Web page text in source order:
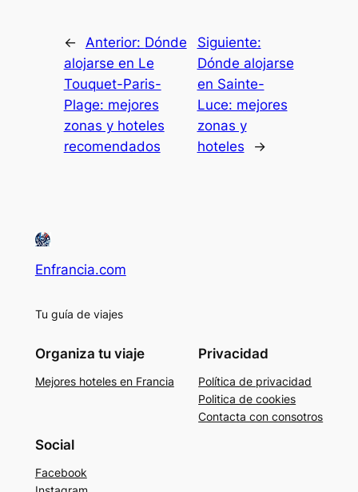
← Anterior: Dónde
alojarse en Le
Touquet-Paris-
Plage: mejores
zonas y hoteles
recomendados
Siguiente:
Dónde alojarse
en Sainte-
Luce: mejores
zonas y
hoteles
→
Enfrancia.com
Tu guía de viajes
Organiza tu viaje
Mejores hoteles en Francia
Privacidad
Política de privacidad
Politica de cookies
Contacta con consotros
Social
Facebook